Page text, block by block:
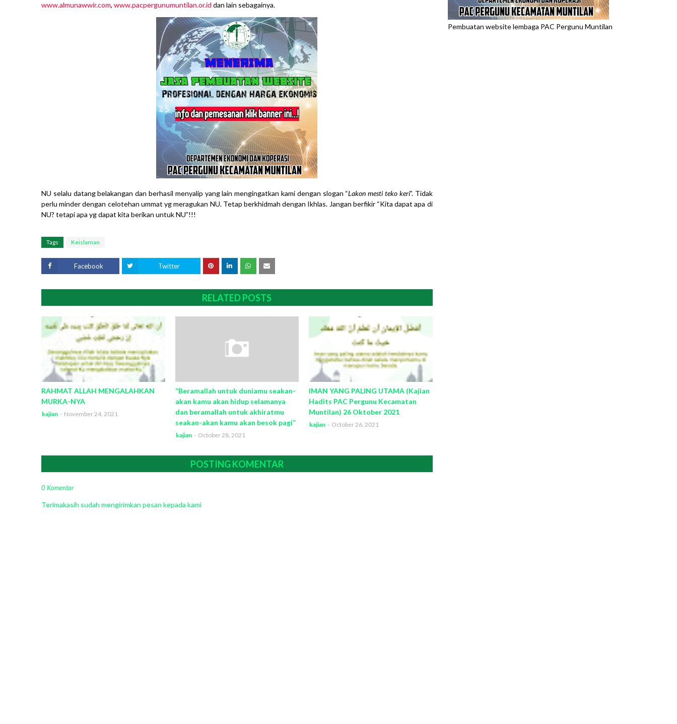
www.almunawwir.com, www.pacpergunumuntilan.or.id dan lain sebagainya.
NU selalu datang belakangan dan berhasil menyalip yang lain mengingatkan kami dengan slogan “Lakon mesti teko keri”. Tidak
perlu minder dengan celotehan ummat yg meragukan NU. Tetap berkhidmah dengan Ikhlas. Jangan berfikir “Kita dapat apa di
NU? tetapi apa yg dapat kita berikan untuk NU”!!!
Tags Keislaman
Facebook Twitter
RELATED POSTS
RAHMAT ALLAH MENGALAHKAN
MURKA-NYA
kajian - November 24, 2021
“Beramallah untuk duniamu seakan-
akan kamu akan hidup selamanya
dan beramallah untuk akhiratmu
seakan-akan kamu akan besok pagi”
kajian - October 28, 2021
IMAN YANG PALING UTAMA (Kajian
Hadits PAC Pergunu Kecamatan
Muntilan) 26 Oktober 2021
kajian - October 26, 2021
POSTING KOMENTAR
0 Komentar
Terimakasih sudah mengirimkan pesan kepada kami
Pembuatan website lembaga PAC Pergunu Muntilan